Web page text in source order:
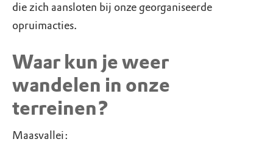
die zich aansloten bij onze georganiseerde
opruimacties.
Waar kun je weer
wandelen in onze
terreinen?
Maasvallei: